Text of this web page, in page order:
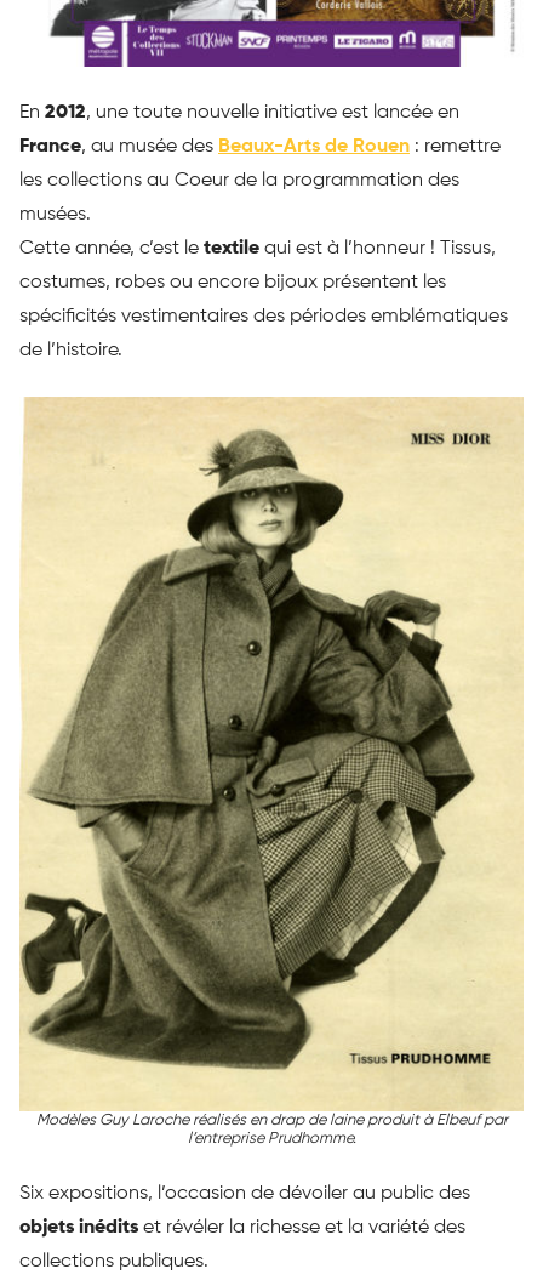
En 2012, une toute nouvelle initiative est lancée en
France, au musée des Beaux-Arts de Rouen : remettre
les collections au Coeur de la programmation des
musées.
Cette année, c’est le textile qui est à l’honneur ! Tissus,
costumes, robes ou encore bijoux présentent les
spécificités vestimentaires des périodes emblématiques
de l’histoire.
Modèles Guy Laroche réalisés en drap de laine produit à Elbeuf par
l’entreprise Prudhomme.
Six expositions, l’occasion de dévoiler au public des
objets inédits et révéler la richesse et la variété des
collections publiques.